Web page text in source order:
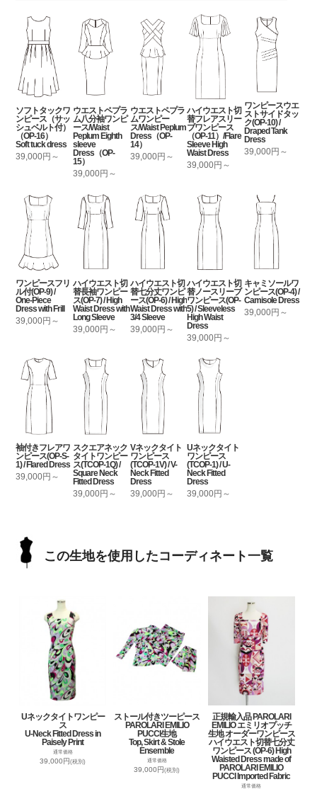
ソフトタックワ
ンピース（サッ
シュベルト付）
（OP-16）
Soft tuck dress
39,000円～
ウエストペプラ
ム八分袖ワンピ
ース/Waist
Peplum Eighth
sleeve
Dress（OP-
15）
39,000円～
ウエストペプラ
ムワンピー
ス/Waist Peplum
Dress（OP-
14）
39,000円～
ハイウエスト切
替フレアスリー
ブワンピース
（OP-11）/Flare
Sleeve High
Waist Dress
39,000円～
ワンピースウエ
ストサイドタッ
ク(OP-10) /
Draped Tank
Dress
39,000円～
ワンピースフリ
ル付(OP-9) /
One-Piece
Dress with Frill
39,000円～
ハイウエスト切
替長袖ワンピー
ス(OP-7) / High
Waist Dress with
Long Sleeve
39,000円～
ハイウエスト切
替七分丈ワンピ
ース(OP-6) / High
Waist Dress with
3/4 Sleeve
39,000円～
ハイウエスト切
替ノースリーブ
ワンピース(OP-
5) / Sleeveless
High Waist
Dress
39,000円～
キャミソールワ
ンピース(OP-4) /
Camisole Dress
39,000円～
袖付きフレアワ
ンピース(OP-S-
1) / Flared Dress
39,000円～
スクエアネック
タイトワンピー
ス(TCOP-1Q) /
Square Neck
Fitted Dress
39,000円～
Vネックタイト
ワンピース
(TCOP-1V) / V-
Neck Fitted
Dress
39,000円～
Uネックタイト
ワンピース
(TCOP-1) / U-
Neck Fitted
Dress
39,000円～
この生地を使用したコーディネート一覧
Uネックタイトワンピー
ス
U-Neck Fitted Dress in
Paisely Print
通常価格
39,000円(税別)
ストール付きツーピース
PAROLARI EMILIO
PUCCI生地
Top, Skirt & Stole
Ensemble
通常価格
39,000円(税別)
正規輸入品 PAROLARI
EMILIO エミリオプッチ
生地 オーダーワンピース
ハイウエスト切替七分丈
ワンピース (OP-6) High
Waisted Dress made of
PAROLARI EMILIO
PUCCI Imported Fabric
通常価格